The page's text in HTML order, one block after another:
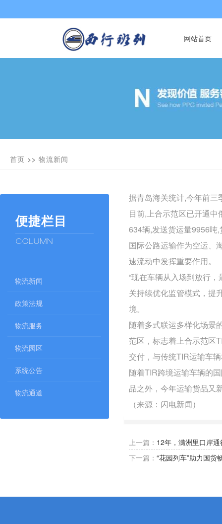
网站首页
首页 >> 物流新闻
便捷栏目
COLUMN
物流新闻
政策法规
物流服务
物流园区
系统公告
物流通道
据青岛海关统计,今年前
目前,上合示范区已开通
634辆,发送货运量9956吨
国际公路运输作为空运、
速流动中发挥重要作用。
“现在车辆从入场到放行
关持续优化监管模式，提
境。
随着多式联运多样化场景
范区，标志着上合示范区
交付，与传统TIR运输车
随着TIR跨境运输车辆的
品之外，今年运输货品又
（来源：闪电新闻）
上一篇： 12年，满洲里口岸
下一篇： “花园列车”助力国货